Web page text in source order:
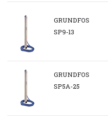
GRUNDFOS
SP9-13
GRUNDFOS
SP5A-25